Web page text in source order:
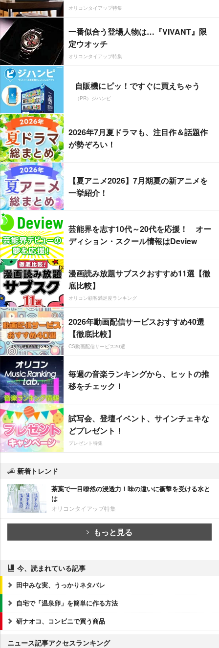
オリコンタイアップ特集
一番似合う登場人物は…『VIVANT』限
定ウオッチ
オリコンタイアップ特集
自販機にピッ！ですぐに買えちゃう
（PR）ジハンピ
2026年7月夏ドラマも、注目作＆話題作
が勢ぞろい！
【夏アニメ2026】7月期夏の新アニメを
一挙紹介！
芸能界を志す10代～20代を応援！ オー
ディション・スクール情報はDeview
漫画読み放題サブスクおすすめ11選【徹
底比較】
オリコン顧客満足度ランキング
2026年動画配信サービスおすすめ40選
【徹底比較】
CS動画配信サービス20選
毎週の音楽ランキングから、ヒットの推
移をチェック！
試写会、登壇イベント、サインチェキな
どプレゼント！
プレゼント特集
新着トレンド
茶葉で一目瞭然の浸透力！味の違いに衝撃を受ける水と
は
オリコンタイアップ特集
もっと見る
今、読まれている記事
田中みな実、うっかりネタバレ
自宅で「温泉卵」を簡単に作る方法
研ナオコ、コンビニで買う商品
ニュース記事アクセスランキング